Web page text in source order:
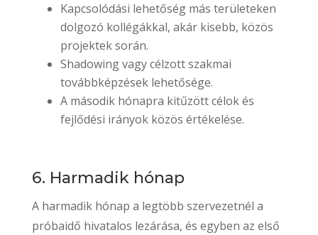
Kapcsolódási lehetőség más területeken
dolgozó kollégákkal, akár kisebb, közös
projektek során.
Shadowing vagy célzott szakmai
továbbképzések lehetősége.
A második hónapra kitűzött célok és
fejlődési irányok közös értékelése.
6. Harmadik hónap
A harmadik hónap a legtöbb szervezetnél a
próbaidő hivatalos lezárása, és egyben az első